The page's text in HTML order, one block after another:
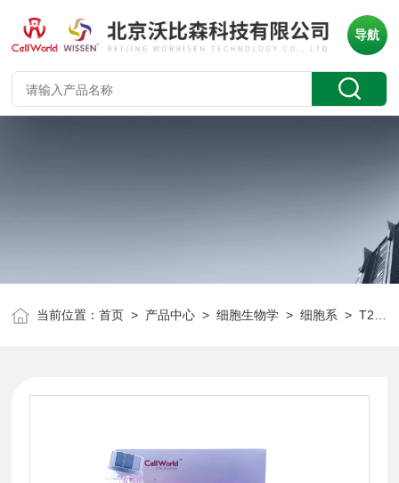
导航
当前位置：首页 > 产品中心 >细胞生物学 >细胞系 > T25/瓶大鼠乳腺癌细胞 SHZ-88 CLD2164